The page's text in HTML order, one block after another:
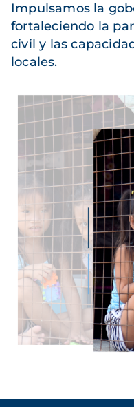
Impulsamos la
fortaleciendo la
civil y las
locales.